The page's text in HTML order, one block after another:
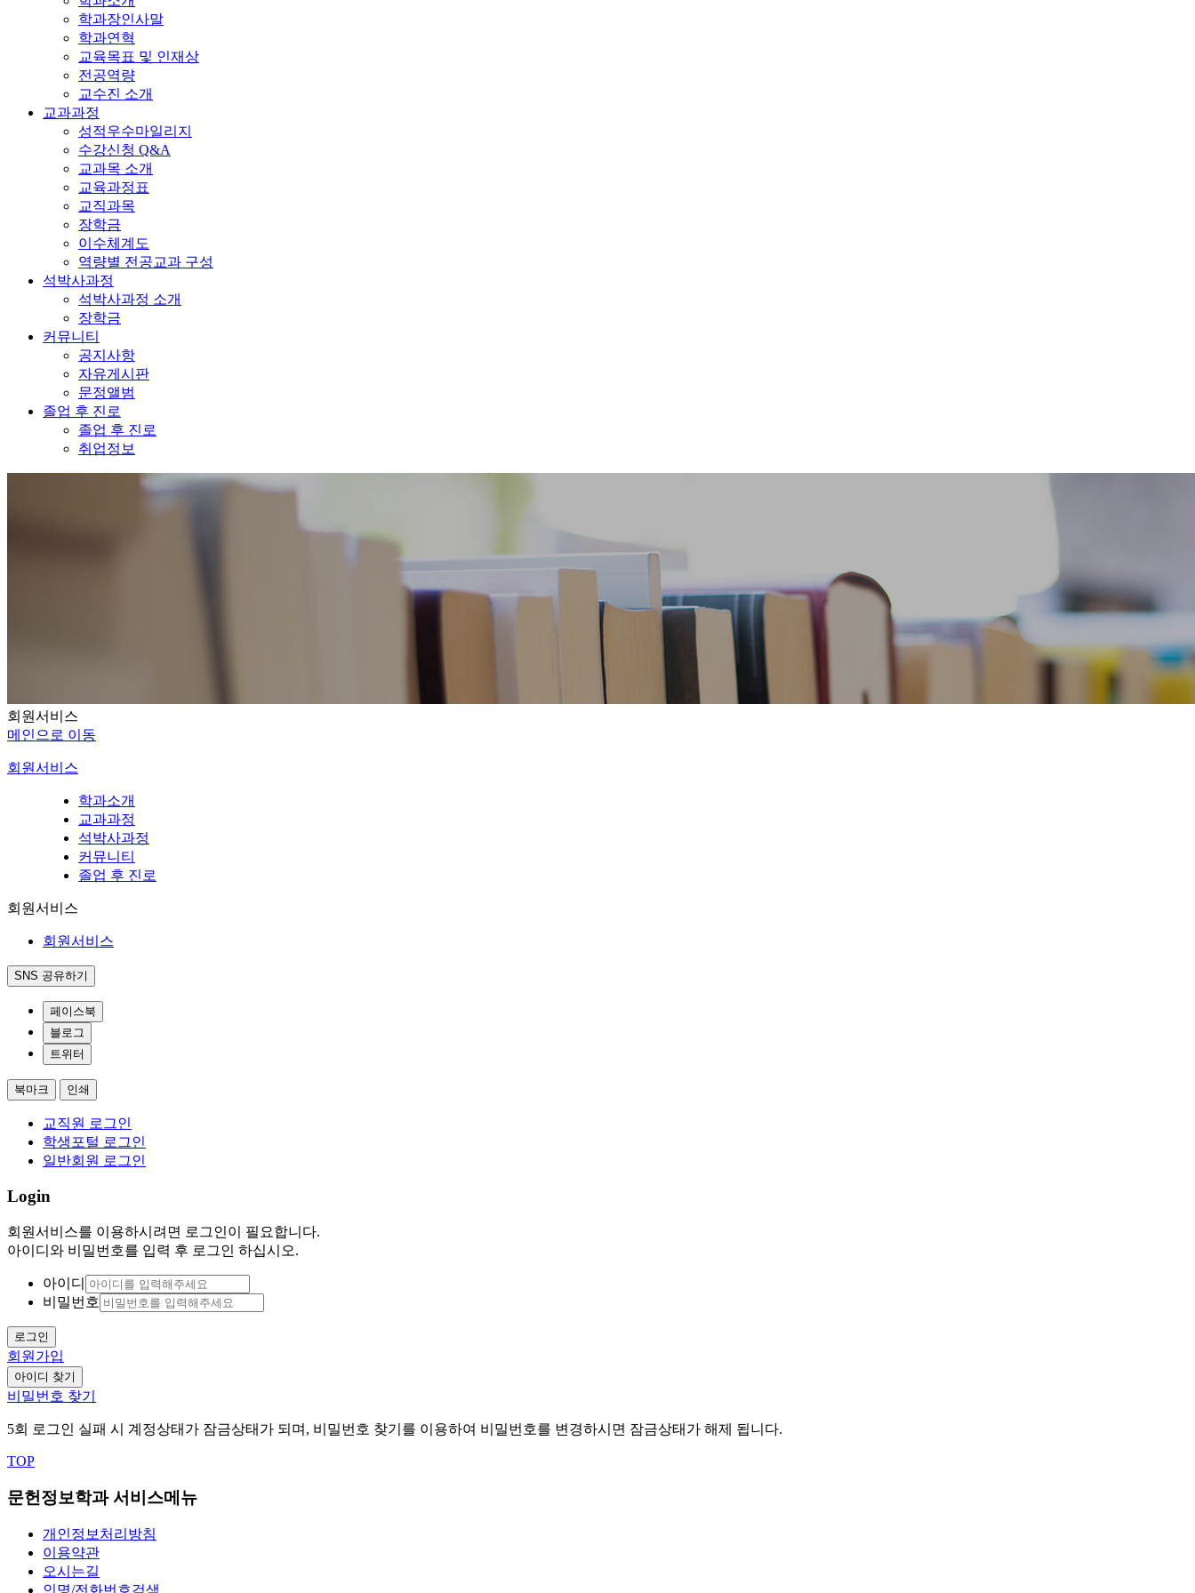
학과장인사말
학과연혁
교육목표 및 인재상
전공역량
교수진 소개
교과과정
성적우수마일리지
수강신청 Q&A
교과목 소개
교육과정표
교직과목
장학금
이수체계도
역량별 전공교과 구성
석박사과정
석박사과정 소개
장학금
커뮤니티
공지사항
자유게시판
문정앨범
졸업 후 진로
졸업 후 진로
취업정보
회원서비스
메인으로 이동
회원서비스
학과소개
교과과정
석박사과정
커뮤니티
졸업 후 진로
회원서비스
회원서비스
SNS 공유하기
페이스북
블로그
트위터
북마크 인쇄
교직원 로그인
학생포털 로그인
일반회원 로그인
Login
회원서비스를 이용하시려면 로그인이 필요합니다.
아이디와 비밀번호를 입력 후 로그인 하십시오.
아이디
비밀번호
로그인
회원가입
아이디 찾기
비밀번호 찾기
5회 로그인 실패 시 계정상태가 잠금상태가 되며, 비밀번호 찾기를 이용하여 비밀번호를 변경하시면 잠금상태가 해제 됩니다.
TOP
문헌정보학과 서비스메뉴
개인정보처리방침
이용약관
오시는길